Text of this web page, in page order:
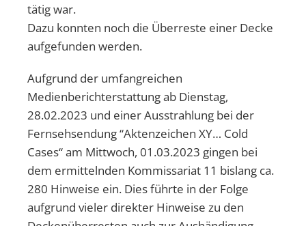
tätig war.
Dazu konnten noch die Überreste einer Decke
aufgefunden werden.
Aufgrund der umfangreichen
Medienberichterstattung ab Dienstag,
28.02.2023 und einer Ausstrahlung bei der
Fernsehsendung “Aktenzeichen XY… Cold
Cases“ am Mittwoch, 01.03.2023 gingen bei
dem ermittelnden Kommissariat 11 bislang ca.
280 Hinweise ein. Dies führte in der Folge
aufgrund vieler direkter Hinweise zu den